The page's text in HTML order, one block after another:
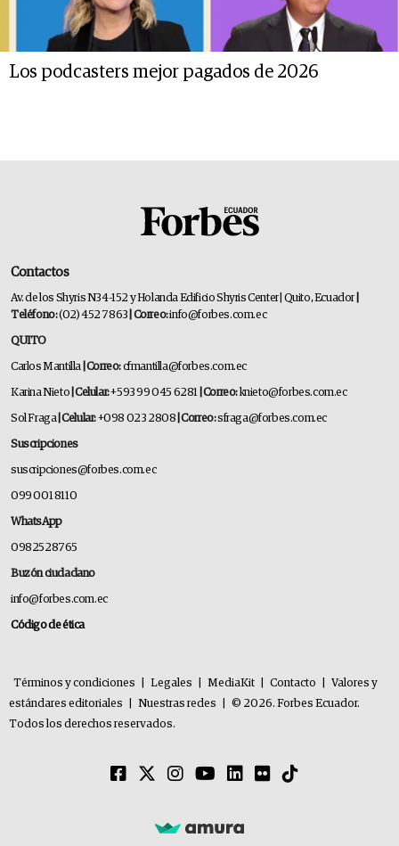
Los podcasters mejor pagados de 2026
Contactos
Av. de los Shyris N34-152 y Holanda Edificio Shyris Center | Quito, Ecuador
Teléfono:(02) 452 7863 | Correo:info@forbes.com.ec
QUITO
Carlos Mantilla | Correo:cfmantilla@forbes.com.ec
Karina Nieto | Celular:+593 99 045 6281 | Correo:knieto@forbes.com.ec
Sol Fraga| Celular:+098 023 2808 | Correo:sfraga@forbes.com.ec
Suscripciones
suscripciones@forbes.com.ec
099 001 8110
WhatsApp
0982528765
Buzón ciudadano
info@forbes.com.ec
Código de ética
Términos y condiciones Legales MediaKit Contacto
Valores y
estándares editoriales
Nuestras redes
© 2026. Forbes Ecuador.
Todos los derechos reservados.